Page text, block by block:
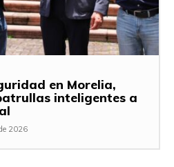
en Morelia,
inteligentes a
2026